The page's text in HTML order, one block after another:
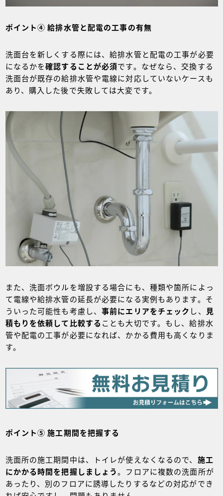
ポイント④ 給排水管と配電の工事の有無
洗面台を新しくする際には、給排水管と配電の工事が必要
になるかを確認することが必須です。なぜなら、交換する
洗面台が既存の給排水管や電線に対応していないケースも
あり、購入した後で失敗しては大変です。
また、洗面ボウルを増設する場合にも、種類や箇所によっ
て電線や給排水管の延長が必要になる実例もあります。そ
ういった可能性も考慮し、 事前にエリアをチェック し、
見
積もりを依頼して比較する ことも大切です。もし、給排水
管や配電の工事が必要になれば、かかる費用も高くなりま
す。
ポイント⑤ 施工期間を把握する
洗面所の施工期間中は、トイレが使えなくなるので、 施工
にかかる時間を把握しましょう。フロアに複数の洗面所が
あったり、別のフロアに誘導したりするなどの対応ができ